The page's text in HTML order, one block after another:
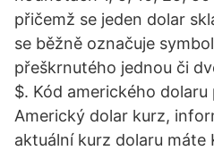
přičemž se jeden dolar
se běžně označuje
přeškrnutého jednou či
$. Kód amerického dolaru
Americký dolar kurz,
aktuální kurz dolaru máte